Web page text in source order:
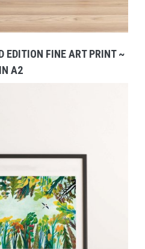
EDITION FINE ART PRINT ~
A2